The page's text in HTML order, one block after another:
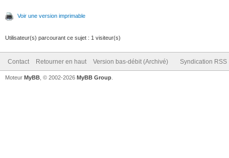
Voir une version imprimable
Utilisateur(s) parcourant ce sujet : 1 visiteur(s)
Contact Retourner en haut Version bas-débit (Archivé) Syndication RSS
Moteur MyBB , © 2002-2026 MyBB Group